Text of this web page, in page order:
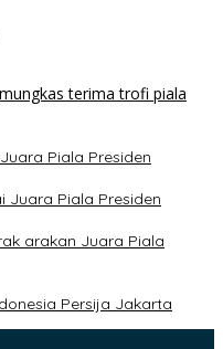
Piala Presiden
Juara Piala Presiden
arakan Juara Piala
Persija Jakarta